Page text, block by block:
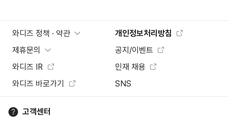
와디즈 정책 · 약관
개인정보처리방침
제휴문의
공지/이벤트
와디즈 IR
인재 채용
와디즈 바로가기
SNS
고객센터